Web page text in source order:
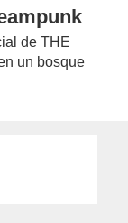
de THE
un bosque